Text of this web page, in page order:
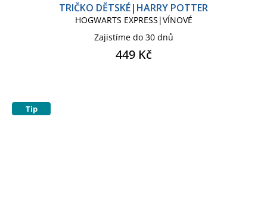
TRIČKO DĚTSKÉ|HARRY POTTER
HOGWARTS EXPRESS|VÍNOVÉ
Zajistíme do 30 dnů
449 Kč
Tip